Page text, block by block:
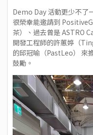
Demo Day 活動更少不了
很榮幸能邀請到
茶）、過去曾是 ASTRO
開發工程師的許蕙婷（
的邱冠喻（PastLeo） 來
鼓勵。